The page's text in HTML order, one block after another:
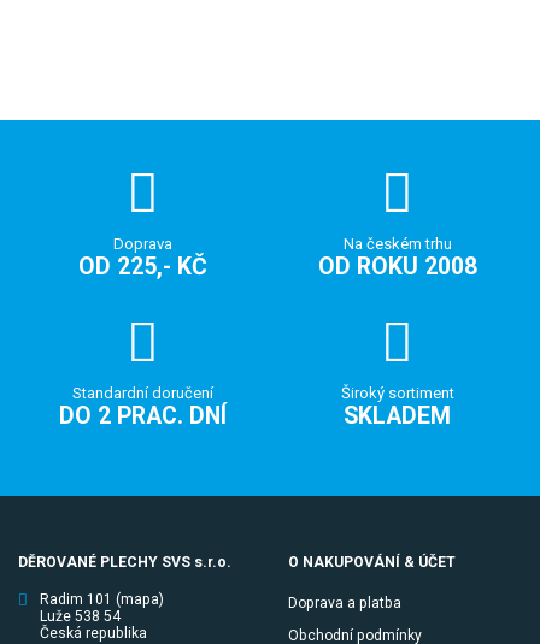
Doprava
OD 225,- KČ
Na českém trhu
OD ROKU 2008
Standardní doručení
DO 2 PRAC. DNÍ
Široký sortiment
SKLADEM
DĚROVANÉ PLECHY SVS s.r.o.
Radim 101 (mapa)
Luže 538 54
Česká republika
O NAKUPOVÁNÍ & ÚČET
Doprava a platba
Obchodní podmínky